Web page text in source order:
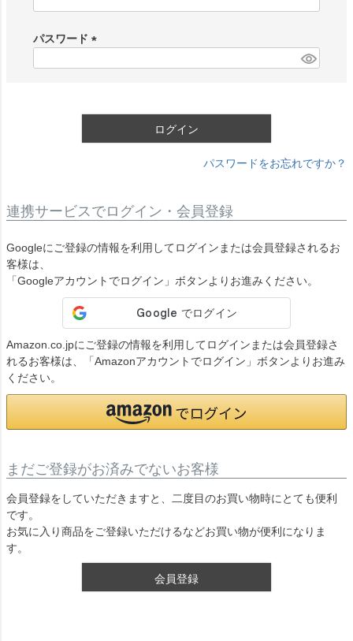
)
パスワード
ログイン
パスワードをお忘れですか？
連携サービスでログイン・会員登録
Googleにご登録の情報を利用してログインまたは会員登録されるお
客様は、
「Googleアカウントでログイン」ボタンよりお進みください。
Amazon.co.jpにご登録の情報を利用してログインまたは会員登録さ
れるお客様は、「Amazonアカウントでログイン」ボタンよりお進み
ください。
まだご登録がお済みでないお客様
会員登録をしていただきますと、二度目のお買い物時にとても便利
です。
お気に入り商品をご登録いただけるなどお買い物が便利になりま
す。
会員登録